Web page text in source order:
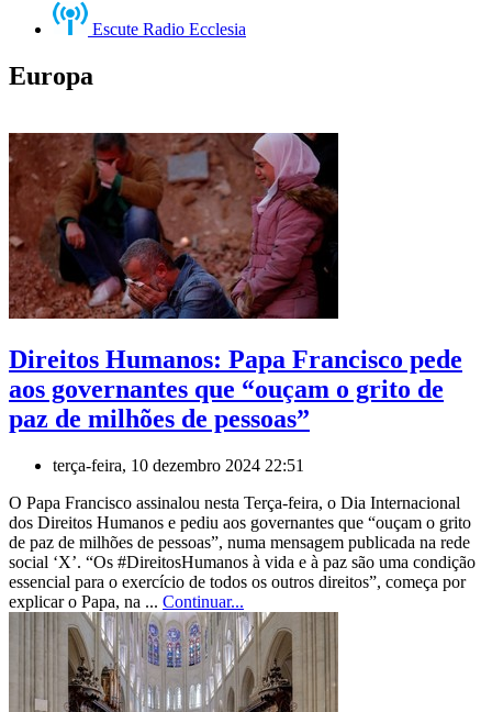
Escute Radio Ecclesia
Europa
Direitos Humanos: Papa Francisco pede
aos governantes que “ouçam o grito de
paz de milhões de pessoas”
terça-feira, 10 dezembro 2024 22:51
O Papa Francisco assinalou nesta Terça-feira, o Dia Internacional
dos Direitos Humanos e pediu aos governantes que “ouçam o grito
de paz de milhões de pessoas”, numa mensagem publicada na rede
social ‘X’. “Os #DireitosHumanos à vida e à paz são uma condição
essencial para o exercício de todos os outros direitos”, começa por
explicar o Papa, na ... Continuar...